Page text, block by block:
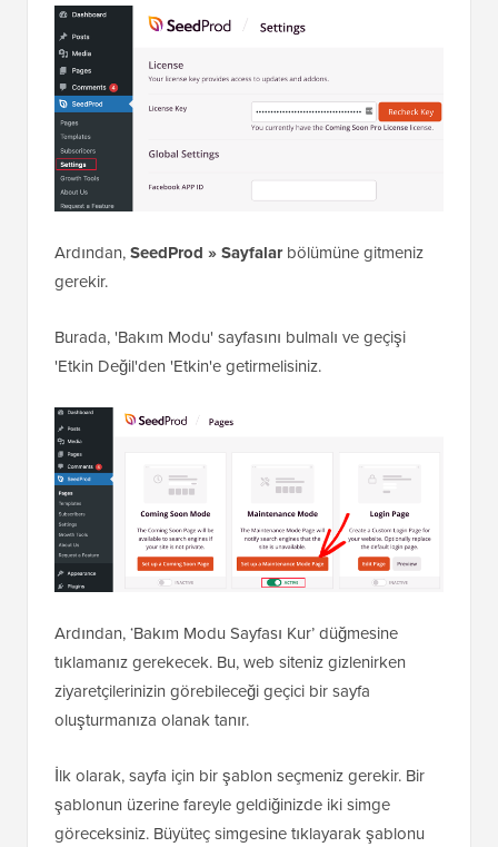
göstereceğiz.
Etkinleştirdikten sonra, lisans anahtarınızı girmek için
SeedProd » Ayarlar
sayfasına gidin. Bu bilgiyi
SeedProd web sitesindeki hesabınızda bulabilirsiniz.
Ardından, SeedProd » Sayfalar
gerekir.
Burada, 'Bakım Modu' sayfasını bulmalı ve geçişi
'Etkin Değil'den 'Etkin'e getirmelisiniz.
Ardından, ‘Bakım Modu Sayfası Kur’ düğmesine